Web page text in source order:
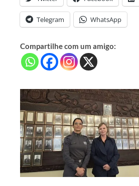
Telegram WhatsApp
Compartilhe com um amigo: